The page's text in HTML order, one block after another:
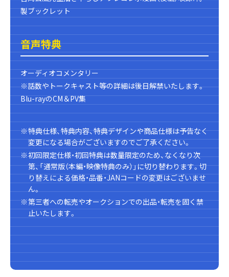
製ブックレット
音声特典
オーディオコメンタリー
※話数やトークキャスト等の詳細は後日解禁いたします。
Blu-rayのCM＆PV集
特典仕様、特典内容、特典デザインや商品仕様は予告なく
変更になる場合がございますのでご了承ください。
初回限定仕様・初回特典は数量限定のため、なくなり次
第、「通常版（本編・映像特典のみ）」に切り替わります。切
り替えによる価格・品番・JANコードの変更はございませ
ん。
第三者への転売やオークションでの出品・転売を固く禁
止いたします。